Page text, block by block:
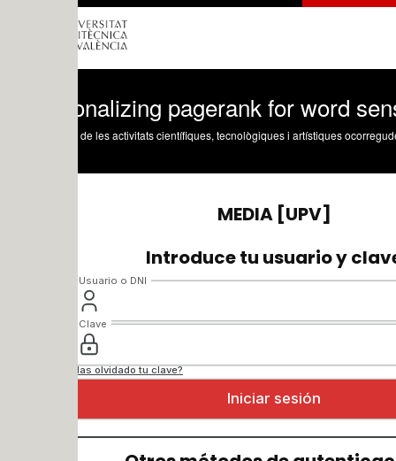
pagerank for word sense
les activitats científiques, tecnològiques i artístiques ocorregudes en els tres